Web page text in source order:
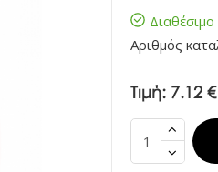
Διαθέσιμο
Αριθμός
Τιμή: 7.12 €